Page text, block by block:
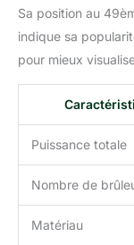
Sa position au
indique sa
pour mieux
Puissance totale
Nombre de
Matériau